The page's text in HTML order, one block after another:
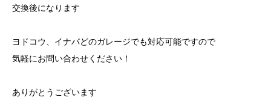
交換後になります
ヨドコウ、イナバどのガレージでも対応可能ですので
気軽にお問い合わせください！
ありがとうございます